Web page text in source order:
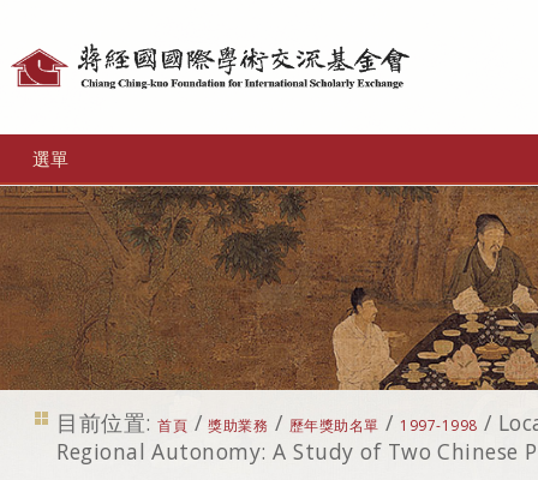
選單
目前位置: 首頁 /獎助業務 / 歷年獎助名單 / 1997-1998 /
Regional Autonomy: A Study of Two Chinese